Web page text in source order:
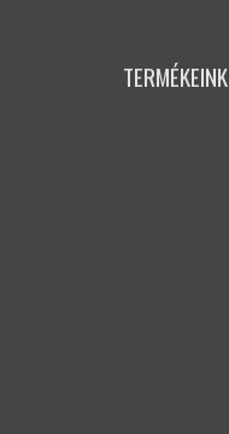
TERMÉKEINK